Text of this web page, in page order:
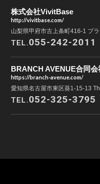
株式会社VivitBase
http://vivitbase.com/
山梨県甲府市古上条町416-1 プ
TEL.055-242-2011
BRANCH AVENUE合同会
https://branch-avenue.com/
愛知県名古屋市東区葵1-15-13
TEL.052-325-3795